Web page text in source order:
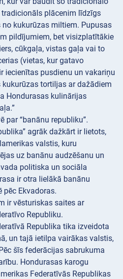
tradicionāls plācenim līdzīgs
no kukurūzas miltiem. Pupusas
pildījumiem, bet visizplatītākie
cūkgaļa, vistas gaļa vai to
(vietas, kur gatavo
iecienītas pusdienu un vakariņu
kukurūzas tortiljas ar dažādiem
Hondurasas kulinārijas
par “banānu republiku”.
agrāk dažkārt ir lietots,
valstis, kuru
uz banānu audzēšanu un
politiska un sociāla
ir otra lielākā banānu
pēc Ekvadoras.
ir vēsturiskas saites ar
Republiku.
Republika tika izveidota
un tajā ietilpa vairākas valstis,
šīs federācijas sabrukuma
Hondurasas karogu
Federatīvās Republikas